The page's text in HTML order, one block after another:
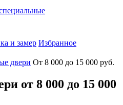
и замер Избранное
двери От 8 000 до 15 000 руб.
от 8 000 до 15 000